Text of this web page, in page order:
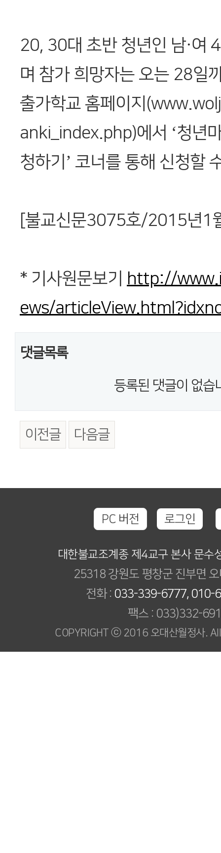
20, 30대 초반 청년인 남·여
며 참가 희망자는 오는 28일
출가학교 홈페이지
anki_index.php)에서 ‘청년
청하기’ 코너를 통해 신청할
[불교신문3075호/2015년1
* 기사원문보기
http://
ews/
댓글목록
등록된 댓글이 없습
이전글 다음글
PC 버전 로그인
대한불교조계종 제4교구 본사 문수
25318 강원도 평창군 진부면
전화 : 033-339-6777, 010-
팩스 : 033)332-
COPYRIGHT ⓒ 2016 오대산월정사.